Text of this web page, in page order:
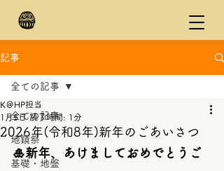
記事
全ての記事
地鎮祭
基礎・地盤
全ての記事
2026年(令和8年)新年のごあいさつ
K＠HP担当
1月5日 読了時間: 1分
🎍新年、あけましておめでとうご